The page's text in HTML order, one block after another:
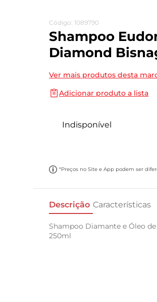
Código: 1089790
Shampoo
Diamond
Ver mais produtos desta
Adicionar produto a lista
Indisponível
*Preços no Site e App podem ser
Descrição Características
Shampoo Diamante e Óleo
250ml